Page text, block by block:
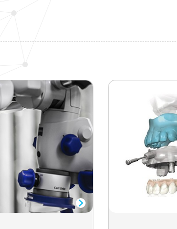
Tratamentul cariilor
Tratamentul canalelor
Chirurgie plastică dentara
Ortodonția și corecțiile musculare
Albirea dintilor